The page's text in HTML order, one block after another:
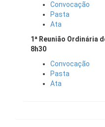
Convocação
Pasta
Ata
1ª Reunião Ordinária
8h30
Convocação
Pasta
Ata